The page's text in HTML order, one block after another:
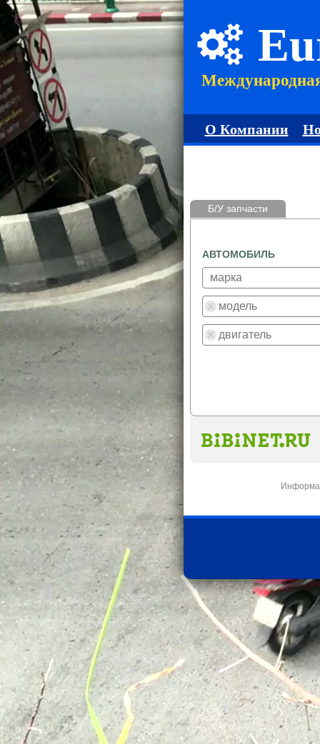
О Компании
Б/У запчасти
АВТОМОБИЛЬ